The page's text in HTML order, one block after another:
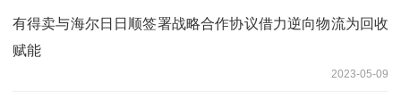
有得卖与海尔日日顺签署战略合作协议借力逆向物流为回收
赋能
2023-05-09